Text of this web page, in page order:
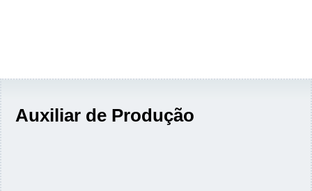
Auxiliar de Produção